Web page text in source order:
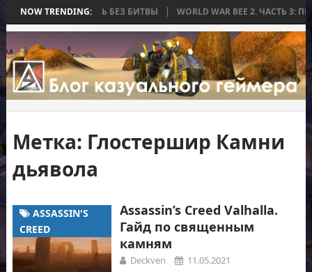
NOW TRENDING:
ЗАКОНЧИЛАСЬ БЕЗ БИТВЫ WORLD WAR BEE 2. ЧАСТЬ
Метка: Глостершир Камни
дьявола
ASSASSIN'S
CREED
Assassin’s Creed Valhalla.
Гайд по священным
камням
Deckven 11.05.2021